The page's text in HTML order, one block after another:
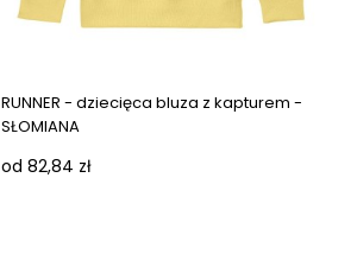
RUNNER - dziecięca bluza z kapturem -
SŁOMIANA
od 82,84 zł